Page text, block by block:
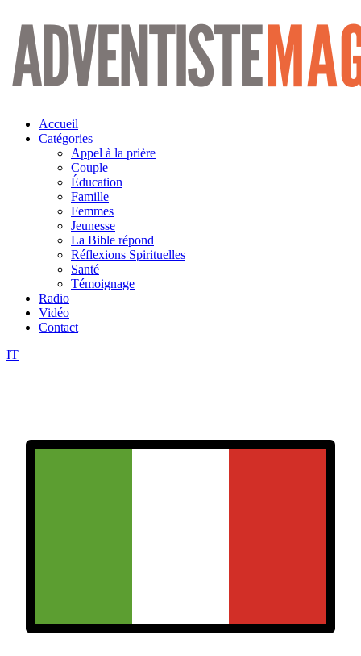
Aller
contenu
Accueil
Catégories
Appel à la prière
Couple
Éducation
Famille
Femmes
Jeunesse
La Bible répond
Réflexions Spirituelles
Santé
Témoignage
Radio
Vidéo
Contact
IT